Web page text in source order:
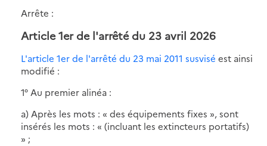
Arrête :
Article 1er de l'arrêté du 23 avril 2026
L'article 1er de l'arrêté du 23 mai 2011 susvisé est ainsi
modifié :
1° Au premier alinéa :
a) Après les mots : « des équipements fixes », sont
insérés les mots : « (incluant les extincteurs portatifs)
» ;